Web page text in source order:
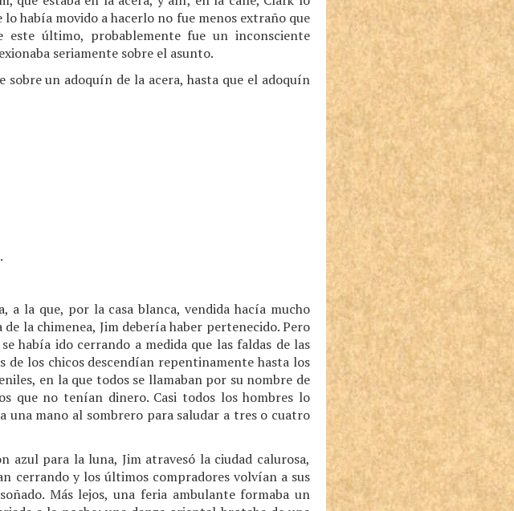
había movido a hacerlo no fue menos extraño que
último, probablemente fue un inconsciente
seriamente sobre el asunto.
un adoquín de la acera, hasta que el adoquín
la que, por la casa blanca, vendida hacía mucho
la chimenea, Jim debería haber pertenecido. Pero
había ido cerrando a medida que las faldas de las
los chicos descendían repentinamente hasta los
en la que todos se llamaban por su nombre de
que no tenían dinero. Casi todos los hombres lo
una mano al sombrero para saludar a tres o cuatro
azul para la luna, Jim atravesó la ciudad calurosa,
cerrando y los últimos compradores volvían a sus
Más lejos, una feria ambulante formaba un